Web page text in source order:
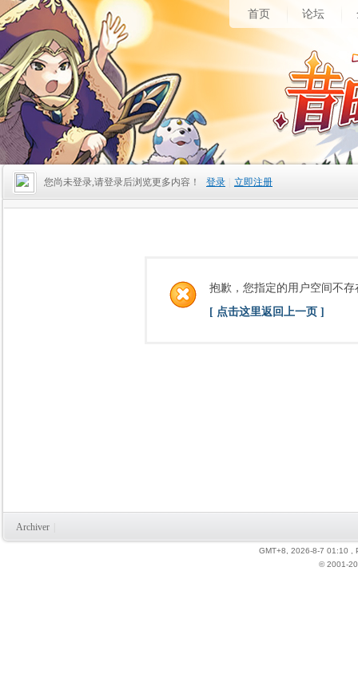
首页 论坛
您尚未登录,请登录后浏览更多内容！ 登录 立即注册
抱歉，您指定的用户空间不存
[ 点击这里返回上一页 ]
Archiver
GMT+8, 2026-8-7 01:10
© 2001-